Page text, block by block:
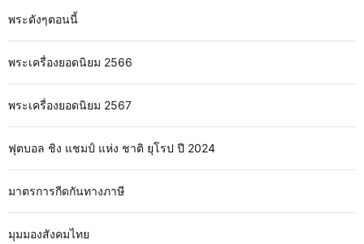
พระดังๆตอนนี้
พระเครื่องยอดนิยม 2566
พระเครื่องยอดนิยม 2567
ฟุตบอล ชิง แชมป์ แห่ง ชาติ ยุโรป ปี 2024
มาตรการกีดกันทางภาษี
มุมมองสังคมไทย